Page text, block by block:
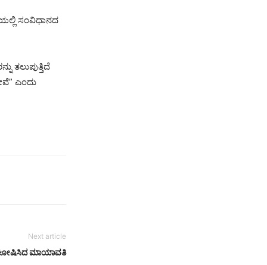
ಸಂವಿಧಾನದ
ತಲುಪುತ್ತಿದೆ
ಎಂದು
Next article
ಘೋಷಿಸಿದ ಮಾಯಾವತಿ